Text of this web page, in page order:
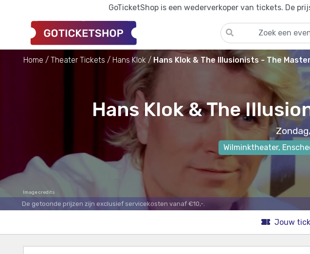
GoTicketShop is een wederverkoper van tickets. De
Home Theater Tickets Hans Klok Hans Klok & The Illusionists - The
Hans Klok & The
Wilminktheater,
Image credits
De getoonde prijzen zijn exclusief servicekosten vanaf €10,-.
Jouw